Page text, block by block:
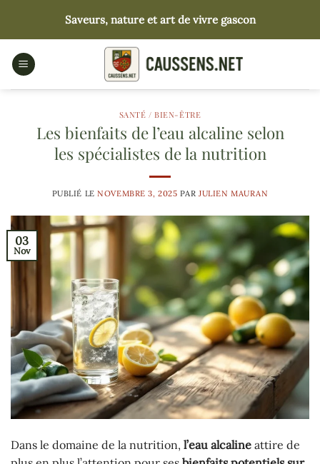
contenu
Saveurs, nature et art de vivre gascon
SANTÉ / BIEN-ÊTRE
Les bienfaits de l’eau alcaline selon
les spécialistes de la nutrition
PUBLIÉ LENOVEMBRE 3, 2025 PAR JULIEN MAURAN
03
Nov
Dans le domaine de la nutrition, l’eau alcaline attire de